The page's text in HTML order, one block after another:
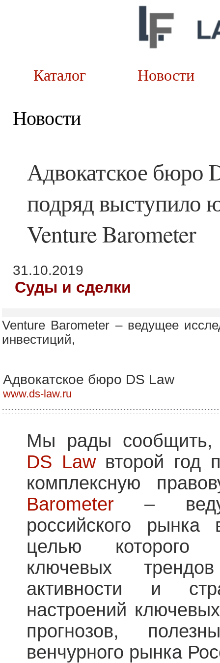
Каталог
Новости
Адвокатское бюро
подряд выступило
Venture Barometer
31.10.2019
Суды и сделки
Venture Barometer – ведущее
инвестиций,
Адвокатское бюро DS Law
www.ds-law.ru
Мы рады
DS Lawвторой год
комплексную
Barometer –
российского рынка
целью которого
ключевых
активности и
настроений
прогнозов,
венчурного рынка